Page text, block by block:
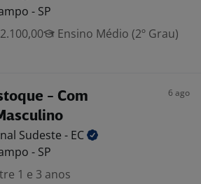
- SP
Ensino Médio (2º Grau)
- Com
6 ago
Sudeste - EC
- SP
1 e 3 anos